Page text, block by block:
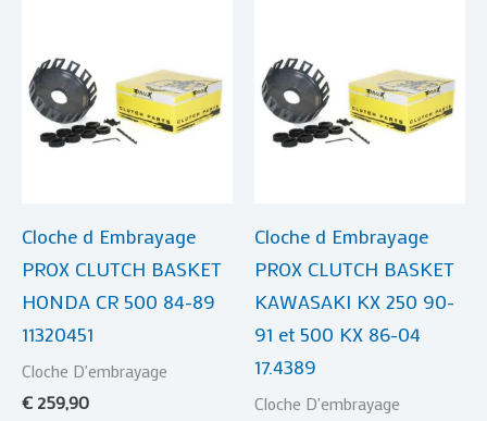
Cloche d Embrayage
PROX CLUTCH BASKET
HONDA CR 500 84-89
11320451
Cloche D'embrayage
€ 259,90
Cloche d Embrayage
PROX CLUTCH BASKET
KAWASAKI KX 250 90-
91 et 500 KX 86-04
17.4389
Cloche D'embrayage